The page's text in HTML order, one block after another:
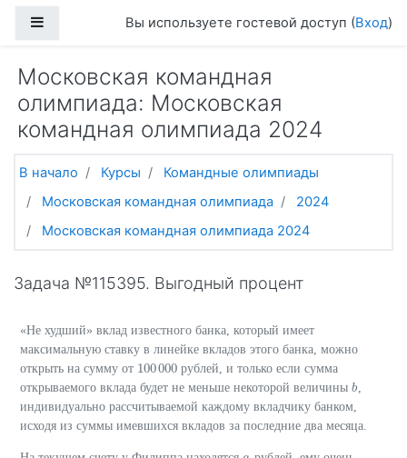
Боковая панельВы используете гостевой доступ (Вход)
Московская командная
олимпиада: Московская
командная олимпиада 2024
В начало Курсы
Командные олимпиады
Московская командная олимпиада
2024
Московская командная олимпиада 2024
Задача №115395. Выгодный процент
«Не худший» вклад известного банка, который имеет
максимальную ставку в линейке вкладов этого банка, можно
открыть на сумму от 100000
100000 рублей, и только если сумма
открываемого вклада будет не меньше некоторой величины b
b,
индивидуально рассчитываемой каждому вкладчику банком,
исходя из суммы имевшихся вкладов за последние два месяца.